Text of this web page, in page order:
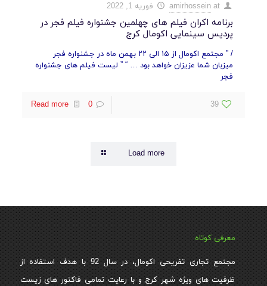
amirhossein at فوریه 1, 2022
برنامه اکران فیلم های چهلمین جشنواره فیلم فجر در
پردیس سینمایی اکومال کرج
/ ” مجتمع اکومال از ۱۵ الی ۲۲ بهمن ماه در جشنواره فجر
میزبان شما عزیزان خواهد بود … “ ” لیست فیلم های جشنواره
فجر
39
0
Read more
Load more
معرفی کوتاه
مجتمع تجاری تفریحی اکومال، در سال 92 با هدف استفاده از
ظرفیت های ویژه شهر کرج و با رعایت تمامی فاکتور های زیست